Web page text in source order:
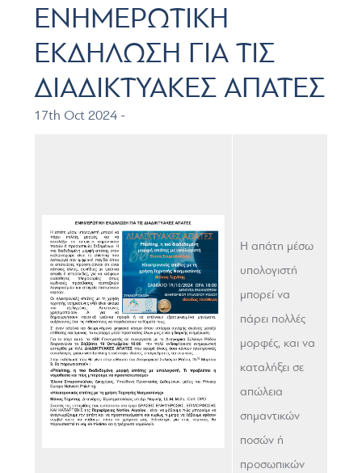
ΕΝΗΜΕΡΩΤΙΚΗ
ΕΚΔΗΛΩΣΗ ΓΙΑ ΤΙΣ
ΔΙΑΔΙΚΤΥΑΚΕΣ ΑΠΑΤΕΣ
17th Oct 2024 -
Η απάτη μέσω
υπολογιστή
μπορεί να
πάρει πολλές
μορφές, και να
καταλήξει σε
απώλεια
σημαντικών
ποσών ή
προσωπικών